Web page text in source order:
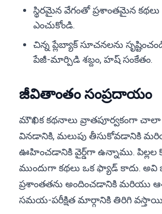
స్థిరమైన వేగంతో ప్రశాంతమైన కథలు
ఎంచుకోండి.
చిన్న ప్లేబ్యాక్ సూచనలను
పేజీ-మార్పిడి శబ్దం, హష్ సంకేతం.
జీవితాంతం సంప్రదాయం
మౌఖిక కథనాలు వ్రాతపూర్వకంగా చాలా
వినడానికి, మలుపు తీసుకోవడానికి
ఊహించడానికి వైర్డ్‌గా ఉన్నాము.
ముందుగా కథలు ఒక ఫ్యాడ్ కాదు.
ప్రశాంతతను అందించడానికి మరియు
సమయ-పరీక్షిత మార్గానికి తిరిగి